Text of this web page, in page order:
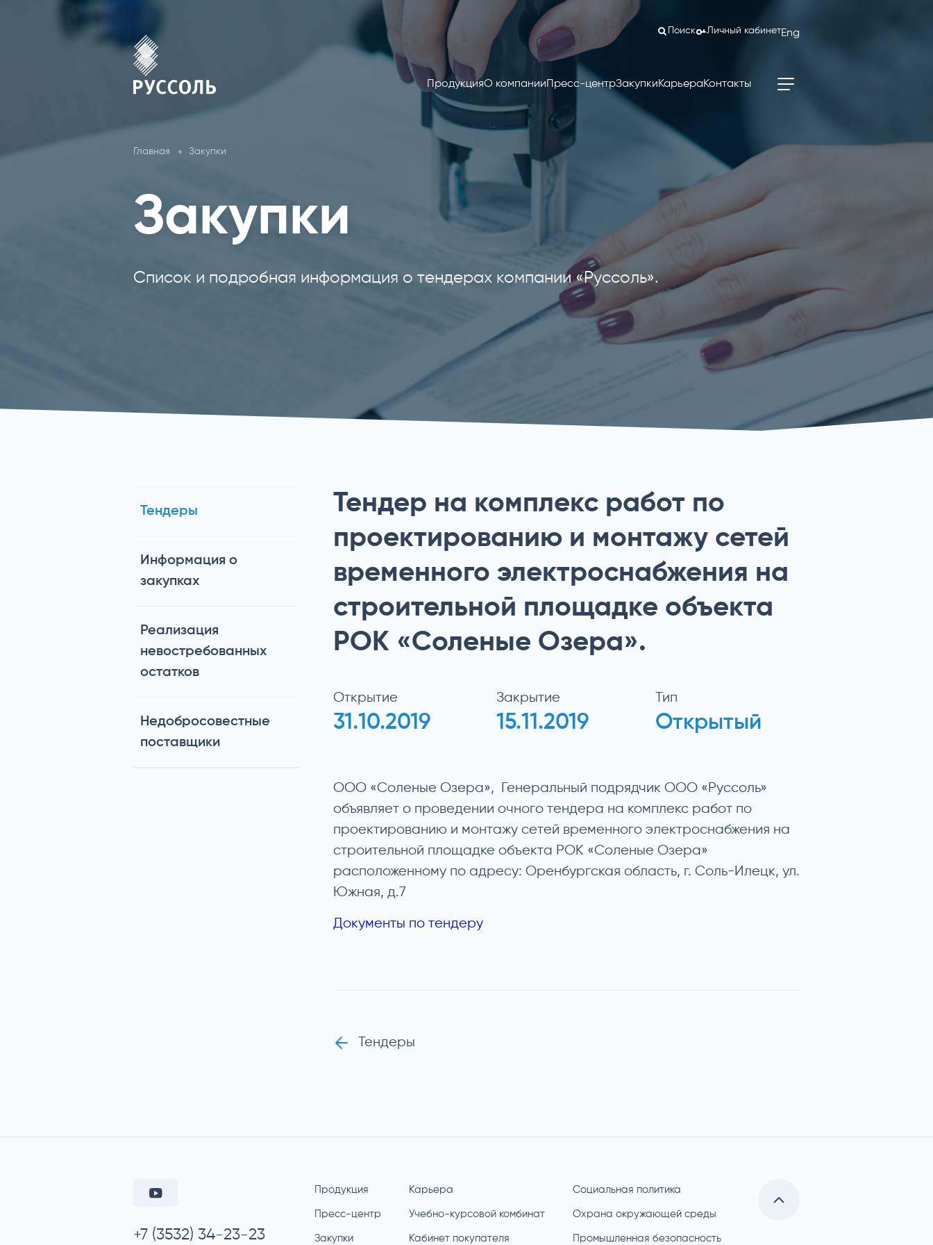
Поиск Личный кабинетEng
ПродукцияО компании Пресс-центрЗакупкиКарьераКонтакты
Главная Закупки
Закупки
Список и подробная информация о тендерах компании «Руссоль».
Тендеры
Информация о
закупках
Реализация
невостребованных
остатков
Недобросовестные
поставщики
Тендер на комплекс работ по
проектированию и монтажу сетей
временного электроснабжения на
строительной площадке объекта
РОК «Соленые Озера».
Открытие
31.10.2019
Закрытие
15.11.2019
Тип
Открытый
ООО «Соленые Озера», Генеральный подрядчик ООО «Руссоль»
объявляет о проведении очного тендера на комплекс работ по
проектированию и монтажу сетей временного электроснабжения на
строительной площадке объекта РОК «Соленые Озера»
расположенному по адресу: Оренбургская область, г. Соль-Илецк, ул.
Южная, д.7
Документы по тендеру
Тендеры
+7 (3532) 34-23-23
Продукция
Пресс-центр
Закупки
Карьера
Учебно-курсовой комбинат
Кабинет покупателя
Социальная политика
Охрана окружающей среды
Промышленная безопасность